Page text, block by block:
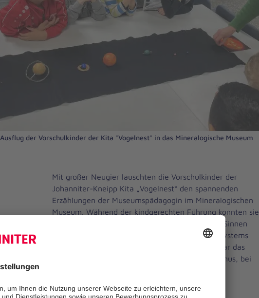
Ausflug der Vorschulkinder der Kita "Vogelnest" in das Mineralogische Museum
Mit großer Neugier lauschten die Vorschulkinder der
Johanniter-Kneipp Kita „Vogelnest“ den spannenden
Erzählungen der Museumspädagogin im Mineralogischen
Museum. Während der kindgerechten Führung konnten sie
verschiedene Gesteine und Mineralien mit allen Sinnen
entdecken und die Erde als Teil unseres Sonnensystems
näher kennenlernen. Ein besonderes Highlight war das
abschließende Experiment zum Thema Vulkanismus, bei